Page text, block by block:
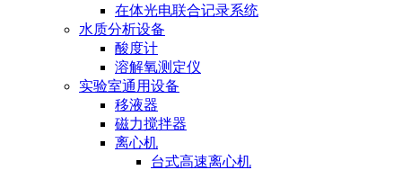
在体光电联合记录系统
水质分析设备
酸度计
溶解氧测定仪
实验室通用设备
移液器
磁力搅拌器
离心机
台式高速离心机